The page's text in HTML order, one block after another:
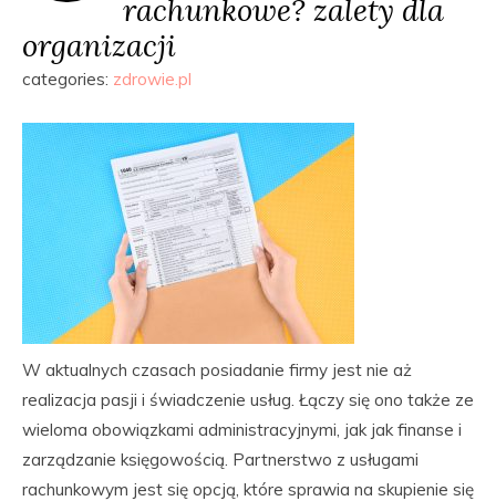
rachunkowe? zalety dla
organizacji
categories: zdrowie.pl
W aktualnych czasach posiadanie firmy jest nie aż
realizacja pasji i świadczenie usług. Łączy się ono także ze
wieloma obowiązkami administracyjnymi, jak jak finanse i
zarządzanie księgowością. Partnerstwo z usługami
rachunkowym jest się opcją, które sprawia na skupienie się